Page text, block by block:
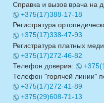
Справка и вызов врача на
+375(17)388-17-18
Регистратура
+375(17)338-47-93
Регистратура платных
+375(17)272-46-82
Телефон доверия:
Телефон "горячей линии"
+375(17)272-41-89
+375(29)608-71-13